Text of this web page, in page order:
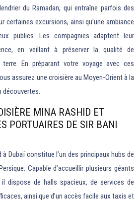
du Ramadan, qui entraîne parfois des
certaines excursions, ainsi qu’une ambiance
publics. Les compagnies adaptent leur
en veillant à préserver la qualité de
En préparant votre voyage avec ces
assurez une croisière au Moyen-Orient à la
MINA RASHID ET
PORTUAIRES DE SIR BANI
Dubaï constitue l’un des principaux hubs de
Capable d’accueillir plusieurs géants
dispose de halls spacieux, de services de
ainsi que d’un accès facile aux taxis et